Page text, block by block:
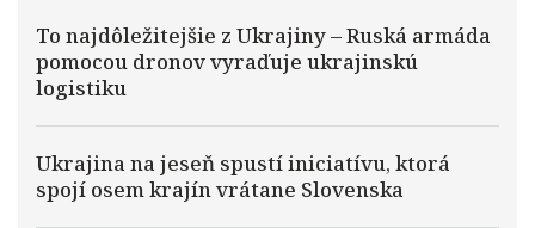
To najdôležitejšie z Ukrajiny – Ruská armáda
pomocou dronov vyraďuje ukrajinskú
logistiku
Ukrajina na jeseň spustí iniciatívu, ktorá
spojí osem krajín vrátane Slovenska